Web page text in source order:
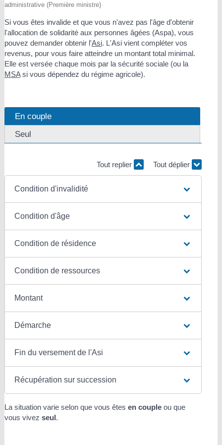
administrative (Première ministre)
Si vous êtes invalide et que vous n'avez pas l'âge d'obtenir
l'allocation de solidarité aux personnes âgées (Aspa), vous
pouvez demander obtenir l'Asi. L'Asi vient compléter vos
revenus, pour vous faire atteindre un montant total minimal.
Elle est versée chaque mois par la sécurité sociale (ou la
MSAsi vous dépendez du régime agricole).
En couple
Seul
Tout replier Tout déplier
Condition d'invalidité
Condition d'âge
Condition de résidence
Condition de ressources
Montant
Démarche
Fin du versement de l'Asi
Récupération sur succession
La situation varie selon que vous êtes en coupleou que
vous vivez seul.